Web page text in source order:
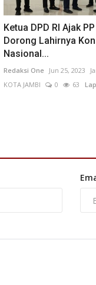
Ketua DPD RI Ajak
Dorong Lahirnya
Nasional...
Redaksi One Jun 25, 2023
KOTA JAMBI
0 63